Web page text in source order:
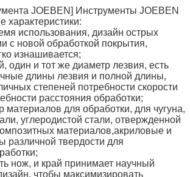
JOEBEN] Инструменты JOEBEN
использования, дизайн острых
с новой обработкой покрытия,
изнашивается;
один и тот же диаметр лезвия, есть
длины лезвия и полной длины,
степеней потребности скорости
расстояния обработки;
материалов для обработки, для чугуна,
углеродистой стали, отвержденной
материалов,акриловые и
различной твердости для
нож, и край принимает научный
чтобы максимизировать